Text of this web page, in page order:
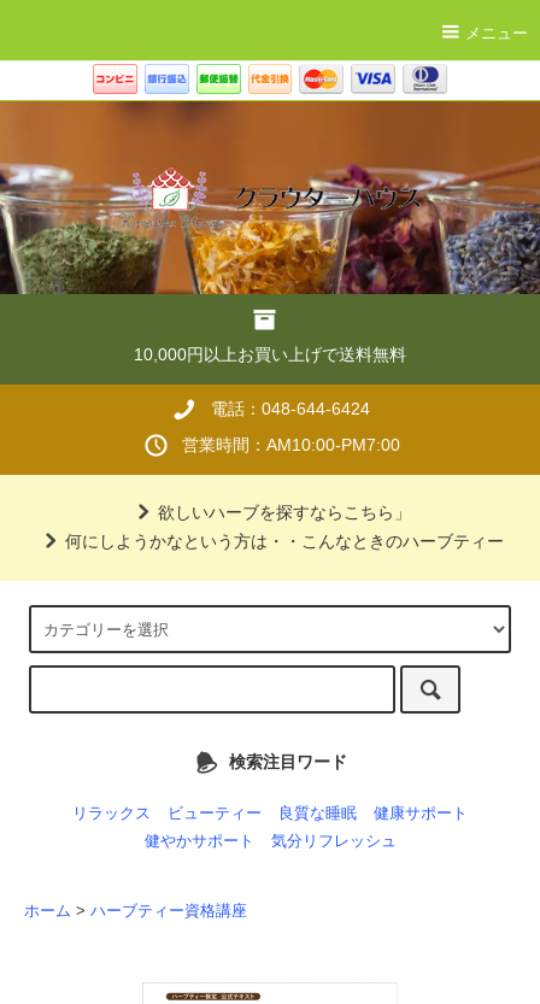
メニュー
10,000円以上お買い上げで送料無料
電話：048-644-6424
営業時間：AM10:00-PM7:00
欲しいハーブを探すならこちら」
何にしようかなという方は・・こんなときのハーブティー
検索注目ワード
リラックス ビューティー 良質な睡眠
健康サポート
健やかサポート
気分リフレッシュ
ホーム > ハーブティー資格講座